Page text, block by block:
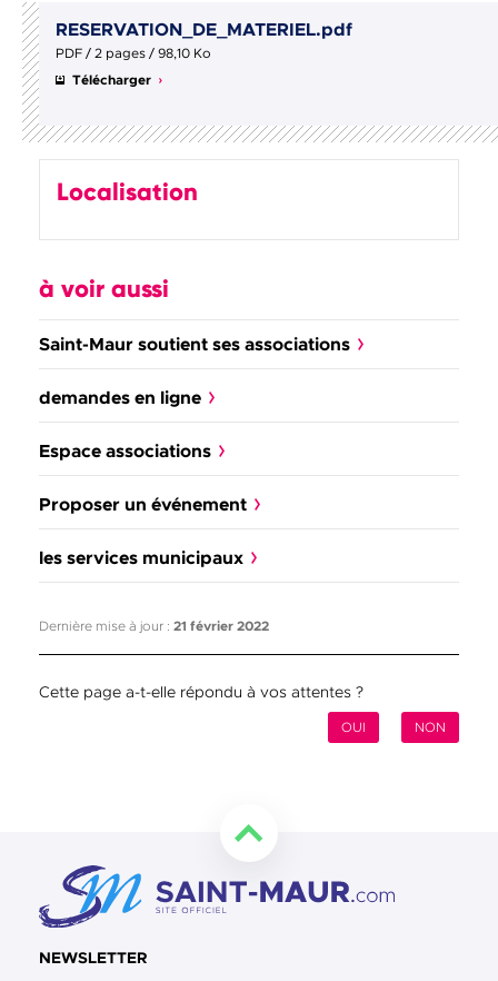
RESERVATION_DE_MATERIEL.pdf
PDF / 2 pages / 98,10 Ko
Télécharger
Localisation
à voir aussi
Saint-Maur soutient ses associations
demandes en ligne
Espace associations
Proposer un événement
les services municipaux
Dernière mise à jour : 21 février 2022
Cette page a-t-elle répondu à vos attentes ?
NON
OUI
NEWSLETTER